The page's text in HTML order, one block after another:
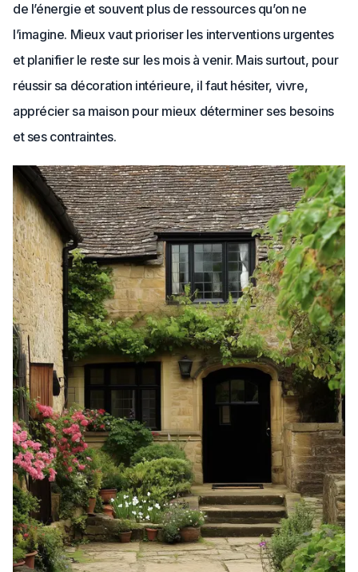
de l’énergie et souvent plus de ressources qu’on ne
l’imagine. Mieux vaut prioriser les interventions urgentes
et planifier le reste sur les mois à venir. Mais surtout, pour
réussir sa décoration intérieure, il faut hésiter, vivre,
apprécier sa maison pour mieux déterminer ses besoins
et ses contraintes.